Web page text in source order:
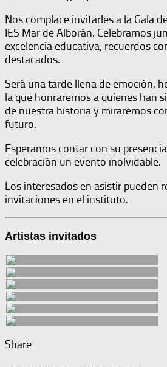
Nos complace invitarles a la Gala
IES Mar de Alborán. Celebramos
excelencia educativa, recuerdos
destacados.
Será una tarde llena de emoción,
la que honraremos a quienes han
de nuestra historia y miraremos
futuro.
Esperamos contar con su
celebración un evento inolvidable.
Los interesados en asistir pueden
invitaciones en el instituto.
Artistas invitados
Share